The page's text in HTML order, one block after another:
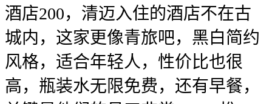
酒店200，清迈入住的酒店不在古
城内，这家更像青旅吧，黑白简约
风格，适合年轻人，性价比也很
高，瓶装水无限免费，还有早餐，